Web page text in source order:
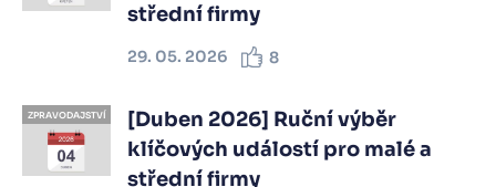
střední firmy
29. 05. 2026 8
ZPRAVODAJSTVÍ
[Duben 2026] Ruční výběr
klíčových událostí pro malé a
střední firmy